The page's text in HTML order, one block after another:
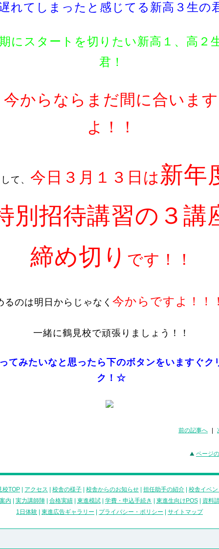
れてしまったと感じてる新高３生の
にスタートを切りたい新高１、高２
君！
今からならまだ間に合います
よ！！
て、 今日３月１３日は 新年
別招待講習の３講
締め切 り です！！
るのは明日からじゃなく 今からですよ！！
一緒に鶴見校で頑張りましょう！！
てみたいなと思ったら下のボタンをいますぐク
ク！☆
前の記事へ
ページ
校TOP アクセス 校舎の様子 校舎からのお知らせ 担任助手の紹介 校舎イベ
内
実力講師陣| 合格実績| 東進模試| 学費・申込手続き 東進生向けPOS| 資料
1日体験
東進広告ギャラリー プライバシー・ポリシー サイトマップ